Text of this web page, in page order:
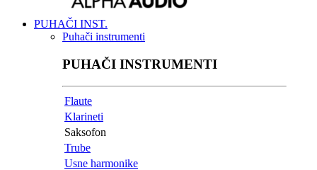
PUHAČI INST.
Puhači instrumenti
PUHAČI INSTRUMENTI
Flaute
Klarineti
Saksofon
Trube
Usne harmonike